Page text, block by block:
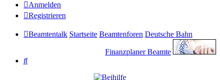
Anmelden
Registrieren
Beamtentalk Startseite Beamtenforen Deutsche Bahn
Finanzplaner Beamte
Suche